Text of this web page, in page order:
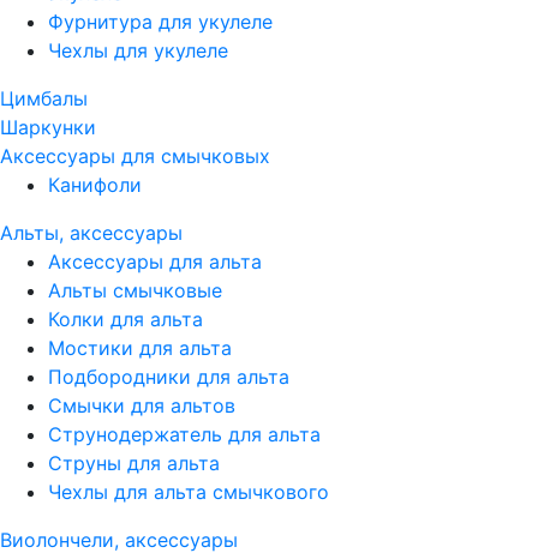
Фурнитура для укулеле
Чехлы для укулеле
Цимбалы
Шаркунки
Аксессуары для смычковых
Канифоли
Альты, аксессуары
Аксессуары для альта
Альты смычковые
Колки для альта
Мостики для альта
Подбородники для альта
Смычки для альтов
Струнодержатель для альта
Струны для альта
Чехлы для альта смычкового
Виолончели, аксессуары